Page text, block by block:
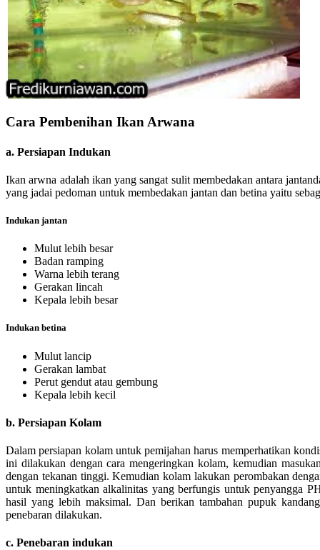
Cara Pembenihan Ikan Arwana
a. Persiapan Indukan
Ikan arwna adalah ikan yang sangat sulit membedakan antara
yang jadai pedoman untuk membedakan jantan dan betina yaitu
Indukan jantan
Mulut lebih besar
Badan ramping
Warna lebih terang
Gerakan lincah
Kepala lebih besar
Indukan betina
Mulut lancip
Gerakan lambat
Perut gendut atau gembung
Kepala lebih kecil
b. Persiapan Kolam
Dalam persiapan kolam untuk pemijahan harus memperhatikan
ini dilakukan dengan cara mengeringkan kolam, kemudian
dengan tekanan tinggi. Kemudian kolam lakukan perombakan
untuk meningkatkan alkalinitas yang berfungis untuk penyangga
hasil yang lebih maksimal. Dan berikan tambahan pupuk
penebaran dilakukan.
c. Penebaran indukan